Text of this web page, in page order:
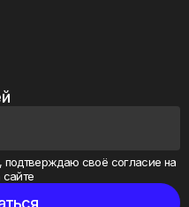
подтверждаю своё согласие на
сайте